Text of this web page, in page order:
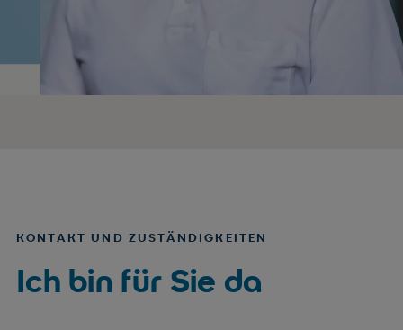
KONTAKT UND ZUSTÄNDIGKEITEN
Ich bin für Sie da